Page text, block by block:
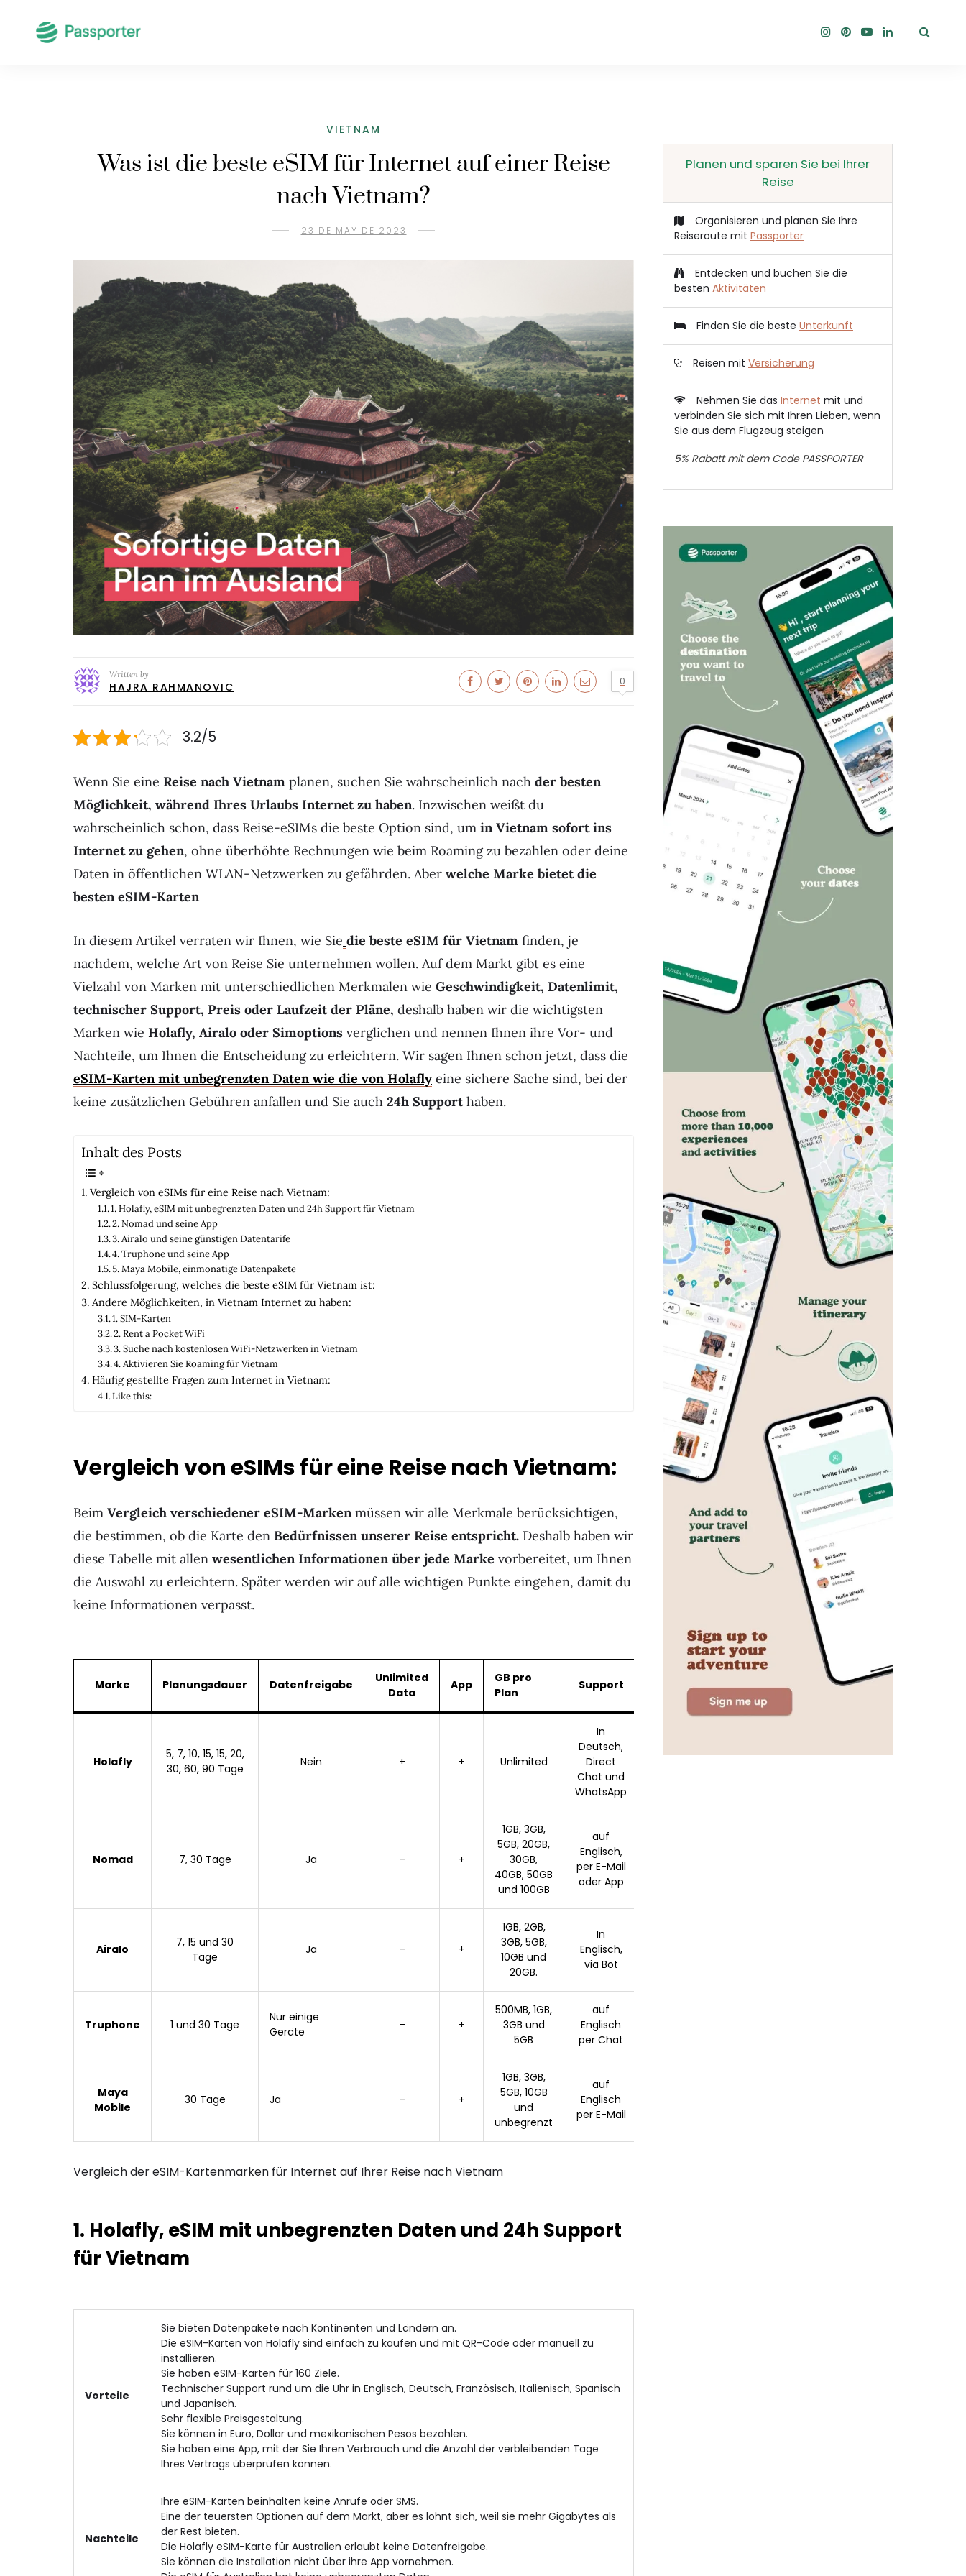
VIETNAM
Was ist die beste eSIM für Internet auf einer Reise
nach Vietnam?
23 DE MAY DE 2023
Written by
HAJRA RAHMANOVIC 0
3.2/5
Wenn Sie eine Reise nach Vietnam planen, suchen Sie wahrscheinlich nach der besten
Möglichkeit, während Ihres Urlaubs Internet zu haben. Inzwischen weißt du
wahrscheinlich schon, dass Reise-eSIMs die beste Option sind, um in Vietnam sofort ins
Internet zu gehen, ohne überhöhte Rechnungen wie beim Roaming zu bezahlen oder deine
Daten in öffentlichen WLAN-Netzwerken zu gefährden. Aber welche Marke bietet die
besten eSIM-Karten
In diesem Artikel verraten wir Ihnen, wie Sie die beste eSIM für Vietnam finden, je
nachdem, welche Art von Reise Sie unternehmen wollen. Auf dem Markt gibt es eine
Vielzahl von Marken mit unterschiedlichen Merkmalen wie Geschwindigkeit, Datenlimit,
technischer Support, Preis oder Laufzeit der Pläne, deshalb haben wir die wichtigsten
Marken wie Holafly, Airalo oder Simoptions verglichen und nennen Ihnen ihre Vor- und
Nachteile, um Ihnen die Entscheidung zu erleichtern. Wir sagen Ihnen schon jetzt, dass die
eSIM-Karten mit unbegrenzten Daten wie die von Holafly eine sichere Sache sind, bei der
keine zusätzlichen Gebühren anfallen und Sie auch 24h Supporthaben.
Inhalt des Posts
Vergleich von eSIMs für eine Reise nach Vietnam:
1. Holafly, eSIM mit unbegrenzten Daten und 24h Support für Vietnam
2. Nomad und seine App
3. Airalo und seine günstigen Datentarife
4. Truphone und seine App
5. Maya Mobile, einmonatige Datenpakete
Schlussfolgerung, welches die beste eSIM für Vietnam ist:
Andere Möglichkeiten, in Vietnam Internet zu haben:
1. SIM-Karten
2. Rent a Pocket WiFi
3. Suche nach kostenlosen WiFi-Netzwerken in Vietnam
4. Aktivieren Sie Roaming für Vietnam
Häufig gestellte Fragen zum Internet in Vietnam:
Like this:
Vergleich von eSIMs für eine Reise nach Vietnam:
Beim Vergleich verschiedener eSIM-Markenmüssen wir alle Merkmale berücksichtigen,
die bestimmen, ob die Karte den Bedürfnissen unserer Reise entspricht. Deshalb haben wir
diese Tabelle mit allen wesentlichen Informationen über jede Marke vorbereitet, um Ihnen
die Auswahl zu erleichtern. Später werden wir auf alle wichtigen Punkte eingehen, damit du
keine Informationen verpasst.
Marke Planungsdauer Datenfreigabe
Unlimited
Data
App
GB pro
Plan
Support Trustpilot Score
Holafly
5, 7, 10, 15, 15, 20,
30, 60, 90 Tage
Nein + + Unlimited
In
Deutsch,
Direct
Chat und
WhatsApp
€19 –
Nomad 7, 30 Tage Ja – +
1GB, 3GB,
5GB, 20GB,
30GB,
40GB, 50GB
und 100GB
auf
Englisch,
per E-Mail
oder App
Airalo
7, 15 und 30
Tage
Ja – +
1GB, 2GB,
3GB, 5GB,
10GB und
20GB.
In
Englisch,
via Bot
Truphone 1 und 30 Tage
Nur einige
Geräte
– +
500MB, 1GB,
3GB und
5GB
auf
Englisch
per Chat
Maya
Mobile
30 Tage Ja – +
1GB, 3GB,
5GB, 10GB
und
unbegrenzt
auf
Englisch
per E-Mail
Vergleich der eSIM-Kartenmarken für Internet auf Ihrer Reise nach Vietnam
1. Holafly, eSIM mit unbegrenzten Daten und 24h Support
für Vietnam
Vorteile
Sie bieten Datenpakete nach Kontinenten und Ländern an.
Die eSIM-Karten von Holafly sind einfach zu kaufen und mit QR-Code oder manuell zu
installieren.
Sie haben eSIM-Karten für 160 Ziele.
Technischer Support rund um die Uhr in Englisch, Deutsch, Französisch, Italienisch, Spanisch
und Japanisch.
Sehr flexible Preisgestaltung.
Sie können in Euro, Dollar und mexikanischen Pesos bezahlen.
Sie haben eine App, mit der Sie Ihren Verbrauch und die Anzahl der verbleibenden Tage
Ihres Vertrags überprüfen können.
Nachteile
Ihre eSIM-Karten beinhalten keine Anrufe oder SMS.
Eine der teuersten Optionen auf dem Markt, aber es lohnt sich, weil sie mehr Gigabytes als
der Rest bieten.
Die Holafly eSIM-Karte für Australien erlaubt keine Datenfreigabe.
Sie können die Installation nicht über ihre App vornehmen.
Planen und sparen Sie bei Ihrer
Reise
Organisieren und planen Sie Ihre
Reiseroute mit Passporter
Entdecken und buchen Sie die
besten Aktivitäten
Finden Sie die beste Unterkunft
Reisen mit Versicherung
Nehmen Sie das Internet mit und
verbinden Sie sich mit Ihren Lieben, wenn
Sie aus dem Flugzeug steigen
5% Rabatt mit dem Code PASSPORTER